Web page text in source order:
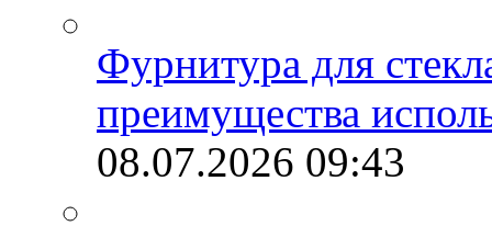
Фурнитура для
преимущества
08.07.2026 09:43